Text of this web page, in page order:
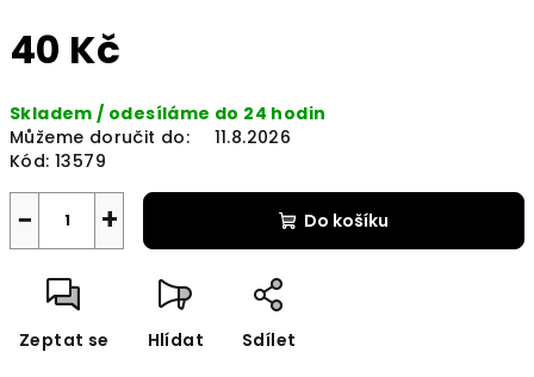
40 Kč
cena:
Skladem / odesíláme do 24 hodin
Můžeme doručit do:
11.8.2026
Kód: 13579
+
− Do košíku
Zeptat se Hlídat Sdílet